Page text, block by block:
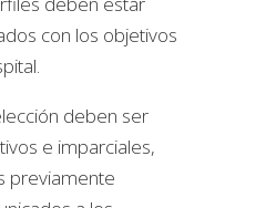
con los objetivos
deben ser
e imparciales,
previamente